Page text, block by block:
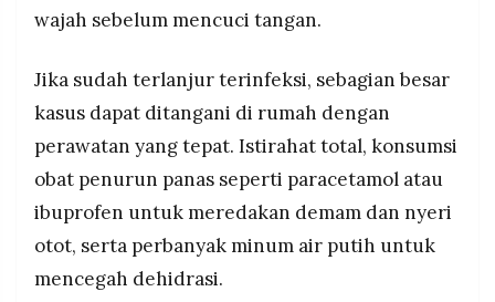
wajah sebelum mencuci tangan.
Jika sudah terlanjur terinfeksi, sebagian besar
kasus dapat ditangani di rumah dengan
perawatan yang tepat. Istirahat total, konsumsi
obat penurun panas seperti paracetamol atau
ibuprofen untuk meredakan demam dan nyeri
otot, serta perbanyak minum air putih untuk
mencegah dehidrasi.